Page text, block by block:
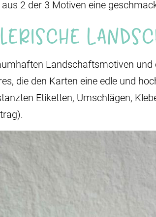
2 der 3 Motiven eine
Landschaftsmotiven und
die den Karten eine edle und
Etiketten, Umschlägen,